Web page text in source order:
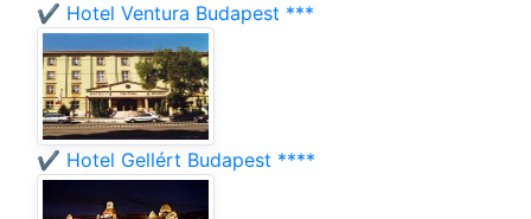
✔️ Hotel Ventura Budapest ***
✔️ Hotel Gellért Budapest ****